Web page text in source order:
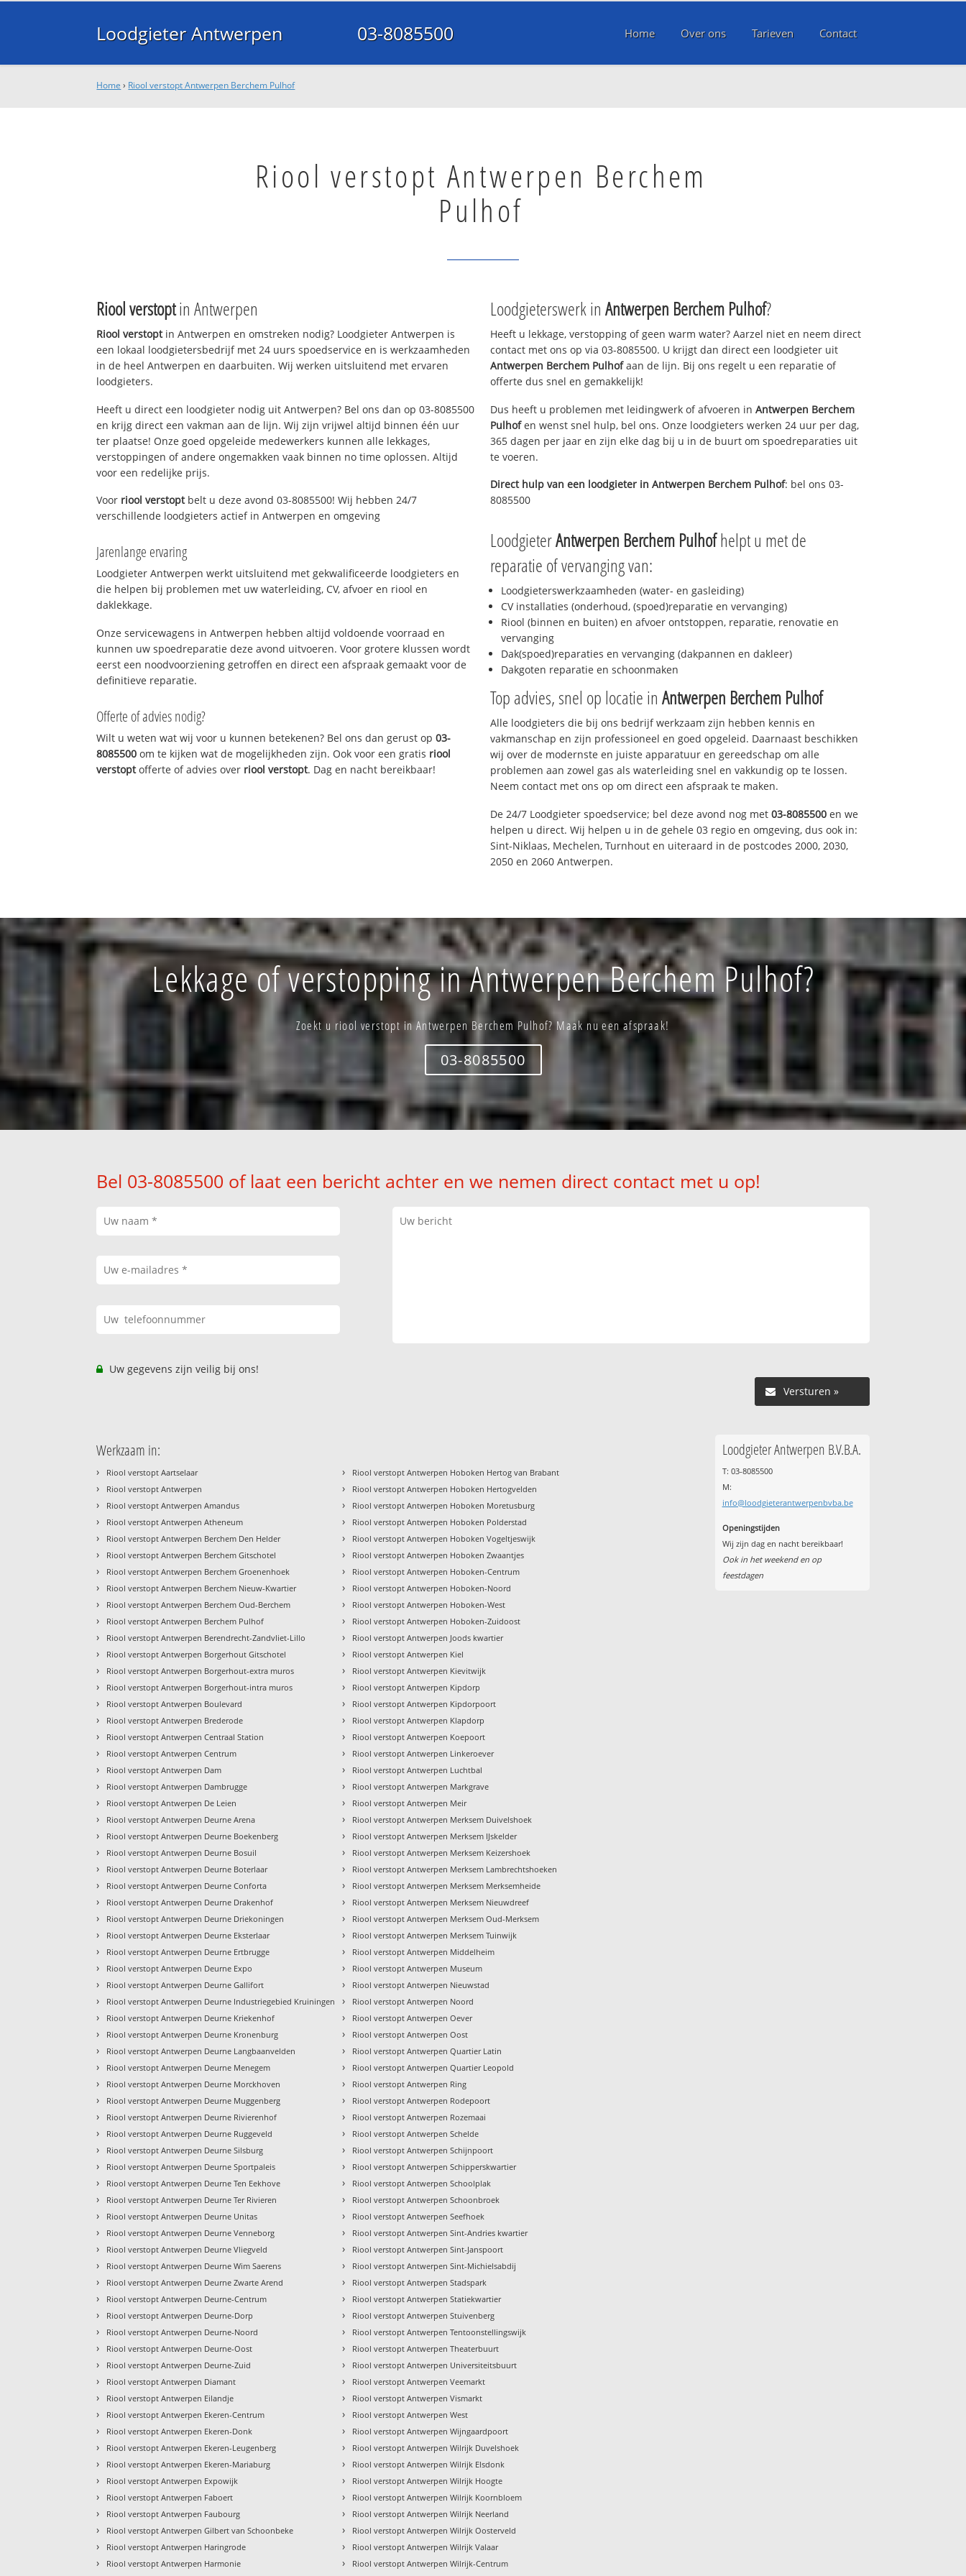
Loodgieter Antwerpen 03-8085500 Home Over ons Tarieven Contact
Home › Riool verstopt Antwerpen Berchem Pulhof
Riool verstopt Antwerpen Berchem
Pulhof
Riool verstoptin Antwerpen
Riool verstoptin Antwerpen en omstreken nodig? Loodgieter Antwerpen is
een lokaal loodgietersbedrijf met 24 uurs spoedservice en is werkzaamheden
in de heel Antwerpen en daarbuiten. Wij werken uitsluitend met ervaren
loodgieters.
Heeft u direct een loodgieter nodig uit Antwerpen? Bel ons dan op 03-8085500
en krijg direct een vakman aan de lijn. Wij zijn vrijwel altijd binnen één uur
ter plaatse! Onze goed opgeleide medewerkers kunnen alle lekkages,
verstoppingen of andere ongemakken vaak binnen no time oplossen. Altijd
voor een redelijke prijs.
Voor riool verstoptbelt u deze avond 03-8085500! Wij hebben 24/7
verschillende loodgieters actief in Antwerpen en omgeving
Jarenlange ervaring
Loodgieter Antwerpen werkt uitsluitend met gekwalificeerde loodgieters en
die helpen bij problemen met uw waterleiding, CV, afvoer en riool en
daklekkage.
Onze servicewagens in Antwerpen hebben altijd voldoende voorraad en
kunnen uw spoedreparatie deze avond uitvoeren. Voor grotere klussen wordt
eerst een noodvoorziening getroffen en direct een afspraak gemaakt voor de
definitieve reparatie.
Offerte of advies nodig?
Wilt u weten wat wij voor u kunnen betekenen? Bel ons dan gerust op03-
8085500 om te kijken wat de mogelijkheden zijn. Ook voor een gratis riool
verstoptofferte of advies over riool verstopt. Dag en nacht bereikbaar!
Loodgieterswerk in Antwerpen Berchem Pulhof?
Heeft u lekkage, verstopping of geen warm water? Aarzel niet en neem direct
contact met ons op via 03-8085500. U krijgt dan direct een loodgieter uit
Antwerpen Berchem Pulhofaan de lijn. Bij ons regelt u een reparatie of
offerte dus snel en gemakkelijk!
Dus heeft u problemen met leidingwerk of afvoeren in Antwerpen Berchem
Pulhofen wenst snel hulp, bel ons. Onze loodgieters werken 24 uur per dag,
365 dagen per jaar en zijn elke dag bij u in de buurt om spoedreparaties uit
te voeren.
Direct hulp van een loodgieter in Antwerpen Berchem Pulhof: bel ons 03-
8085500
LoodgieterAntwerpen Berchem Pulhofhelpt u met de
reparatie of vervanging van:
Loodgieterswerkzaamheden (water- en gasleiding)
CV installaties (onderhoud, (spoed)reparatie en vervanging)
Riool (binnen en buiten) en afvoer ontstoppen, reparatie, renovatie en
vervanging
Dak(spoed)reparaties en vervanging (dakpannen en dakleer)
Dakgoten reparatie en schoonmaken
Top advies, snel op locatie in Antwerpen Berchem Pulhof
Alle loodgieters die bij ons bedrijf werkzaam zijn hebben kennis en
vakmanschap en zijn professioneel en goed opgeleid. Daarnaast beschikken
wij over de modernste en juiste apparatuur en gereedschap om alle
problemen aan zowel gas als waterleiding snel en vakkundig op te lossen.
Neem contact met ons op om direct een afspraak te maken.
De 24/7 Loodgieter spoedservice; bel deze avond nog met 03-8085500 en we
helpen u direct. Wij helpen u in de gehele 03 regio en omgeving, dus ook in:
Sint-Niklaas, Mechelen, Turnhout en uiteraard in de postcodes 2000, 2030,
2050 en 2060 Antwerpen.
Lekkage of verstopping in Antwerpen Berchem Pulhof?
Zoekt u riool verstopt in Antwerpen Berchem Pulhof? Maak nu een afspraak!
03-8085500
Bel 03-8085500 of laat een bericht achter en we nemen direct contact met u op!
Uw gegevens zijn veilig bij ons!
Versturen »
Werkzaam in:
› Riool verstopt Aartselaar
› Riool verstopt Antwerpen
› Riool verstopt Antwerpen Amandus
› Riool verstopt Antwerpen Atheneum
› Riool verstopt Antwerpen Berchem Den Helder
› Riool verstopt Antwerpen Berchem Gitschotel
› Riool verstopt Antwerpen Berchem Groenenhoek
› Riool verstopt Antwerpen Berchem Nieuw-Kwartier
› Riool verstopt Antwerpen Berchem Oud-Berchem
› Riool verstopt Antwerpen Berchem Pulhof
› Riool verstopt Antwerpen Berendrecht-Zandvliet-Lillo
› Riool verstopt Antwerpen Borgerhout Gitschotel
› Riool verstopt Antwerpen Borgerhout-extra muros
› Riool verstopt Antwerpen Borgerhout-intra muros
› Riool verstopt Antwerpen Boulevard
› Riool verstopt Antwerpen Brederode
› Riool verstopt Antwerpen Centraal Station
› Riool verstopt Antwerpen Centrum
› Riool verstopt Antwerpen Dam
› Riool verstopt Antwerpen Dambrugge
› Riool verstopt Antwerpen De Leien
› Riool verstopt Antwerpen Deurne Arena
› Riool verstopt Antwerpen Deurne Boekenberg
› Riool verstopt Antwerpen Deurne Bosuil
› Riool verstopt Antwerpen Deurne Boterlaar
› Riool verstopt Antwerpen Deurne Conforta
› Riool verstopt Antwerpen Deurne Drakenhof
› Riool verstopt Antwerpen Deurne Driekoningen
› Riool verstopt Antwerpen Deurne Eksterlaar
› Riool verstopt Antwerpen Deurne Ertbrugge
› Riool verstopt Antwerpen Deurne Expo
› Riool verstopt Antwerpen Deurne Gallifort
› Riool verstopt Antwerpen Deurne Industriegebied Kruiningen
› Riool verstopt Antwerpen Deurne Kriekenhof
› Riool verstopt Antwerpen Deurne Kronenburg
› Riool verstopt Antwerpen Deurne Langbaanvelden
› Riool verstopt Antwerpen Deurne Menegem
› Riool verstopt Antwerpen Deurne Morckhoven
› Riool verstopt Antwerpen Deurne Muggenberg
› Riool verstopt Antwerpen Deurne Rivierenhof
› Riool verstopt Antwerpen Deurne Ruggeveld
› Riool verstopt Antwerpen Deurne Silsburg
› Riool verstopt Antwerpen Deurne Sportpaleis
› Riool verstopt Antwerpen Deurne Ten Eekhove
› Riool verstopt Antwerpen Deurne Ter Rivieren
› Riool verstopt Antwerpen Deurne Unitas
› Riool verstopt Antwerpen Deurne Venneborg
› Riool verstopt Antwerpen Deurne Vliegveld
› Riool verstopt Antwerpen Deurne Wim Saerens
› Riool verstopt Antwerpen Deurne Zwarte Arend
› Riool verstopt Antwerpen Deurne-Centrum
› Riool verstopt Antwerpen Deurne-Dorp
› Riool verstopt Antwerpen Deurne-Noord
› Riool verstopt Antwerpen Deurne-Oost
› Riool verstopt Antwerpen Deurne-Zuid
› Riool verstopt Antwerpen Diamant
› Riool verstopt Antwerpen Eilandje
› Riool verstopt Antwerpen Ekeren-Centrum
› Riool verstopt Antwerpen Ekeren-Donk
› Riool verstopt Antwerpen Ekeren-Leugenberg
› Riool verstopt Antwerpen Ekeren-Mariaburg
› Riool verstopt Antwerpen Expowijk
› Riool verstopt Antwerpen Faboert
› Riool verstopt Antwerpen Faubourg
› Riool verstopt Antwerpen Gilbert van Schoonbeke
› Riool verstopt Antwerpen Haringrode
› Riool verstopt Antwerpen Harmonie
› Riool verstopt Antwerpen Hoboken Hertog van Brabant
› Riool verstopt Antwerpen Hoboken Hertogvelden
› Riool verstopt Antwerpen Hoboken Moretusburg
› Riool verstopt Antwerpen Hoboken Polderstad
› Riool verstopt Antwerpen Hoboken Vogeltjeswijk
› Riool verstopt Antwerpen Hoboken Zwaantjes
› Riool verstopt Antwerpen Hoboken-Centrum
› Riool verstopt Antwerpen Hoboken-Noord
› Riool verstopt Antwerpen Hoboken-West
› Riool verstopt Antwerpen Hoboken-Zuidoost
› Riool verstopt Antwerpen Joods kwartier
› Riool verstopt Antwerpen Kiel
› Riool verstopt Antwerpen Kievitwijk
› Riool verstopt Antwerpen Kipdorp
› Riool verstopt Antwerpen Kipdorpoort
› Riool verstopt Antwerpen Klapdorp
› Riool verstopt Antwerpen Koepoort
› Riool verstopt Antwerpen Linkeroever
› Riool verstopt Antwerpen Luchtbal
› Riool verstopt Antwerpen Markgrave
› Riool verstopt Antwerpen Meir
› Riool verstopt Antwerpen Merksem Duivelshoek
› Riool verstopt Antwerpen Merksem IJskelder
› Riool verstopt Antwerpen Merksem Keizershoek
› Riool verstopt Antwerpen Merksem Lambrechtshoeken
› Riool verstopt Antwerpen Merksem Merksemheide
› Riool verstopt Antwerpen Merksem Nieuwdreef
› Riool verstopt Antwerpen Merksem Oud-Merksem
› Riool verstopt Antwerpen Merksem Tuinwijk
› Riool verstopt Antwerpen Middelheim
› Riool verstopt Antwerpen Museum
› Riool verstopt Antwerpen Nieuwstad
› Riool verstopt Antwerpen Noord
› Riool verstopt Antwerpen Oever
› Riool verstopt Antwerpen Oost
› Riool verstopt Antwerpen Quartier Latin
› Riool verstopt Antwerpen Quartier Leopold
› Riool verstopt Antwerpen Ring
› Riool verstopt Antwerpen Rodepoort
› Riool verstopt Antwerpen Rozemaai
› Riool verstopt Antwerpen Schelde
› Riool verstopt Antwerpen Schijnpoort
› Riool verstopt Antwerpen Schipperskwartier
› Riool verstopt Antwerpen Schoolplak
› Riool verstopt Antwerpen Schoonbroek
› Riool verstopt Antwerpen Seefhoek
› Riool verstopt Antwerpen Sint-Andries kwartier
› Riool verstopt Antwerpen Sint-Janspoort
› Riool verstopt Antwerpen Sint-Michielsabdij
› Riool verstopt Antwerpen Stadspark
› Riool verstopt Antwerpen Statiekwartier
› Riool verstopt Antwerpen Stuivenberg
› Riool verstopt Antwerpen Tentoonstellingswijk
› Riool verstopt Antwerpen Theaterbuurt
› Riool verstopt Antwerpen Universiteitsbuurt
› Riool verstopt Antwerpen Veemarkt
› Riool verstopt Antwerpen Vismarkt
› Riool verstopt Antwerpen West
› Riool verstopt Antwerpen Wijngaardpoort
› Riool verstopt Antwerpen Wilrijk Duvelshoek
› Riool verstopt Antwerpen Wilrijk Elsdonk
› Riool verstopt Antwerpen Wilrijk Hoogte
› Riool verstopt Antwerpen Wilrijk Koornbloem
› Riool verstopt Antwerpen Wilrijk Neerland
› Riool verstopt Antwerpen Wilrijk Oosterveld
› Riool verstopt Antwerpen Wilrijk Valaar
› Riool verstopt Antwerpen Wilrijk-Centrum
Loodgieter Antwerpen B.V.B.A.
T: 03-8085500
M:
info@loodgieterantwerpenbvba.be
Openingstijden
Wij zijn dag en nacht bereikbaar!
Ook in het weekend en op
feestdagen